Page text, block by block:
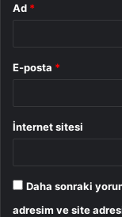
Ad *
E-posta *
İnternet sitesi
Daha sonraki
adresim ve site